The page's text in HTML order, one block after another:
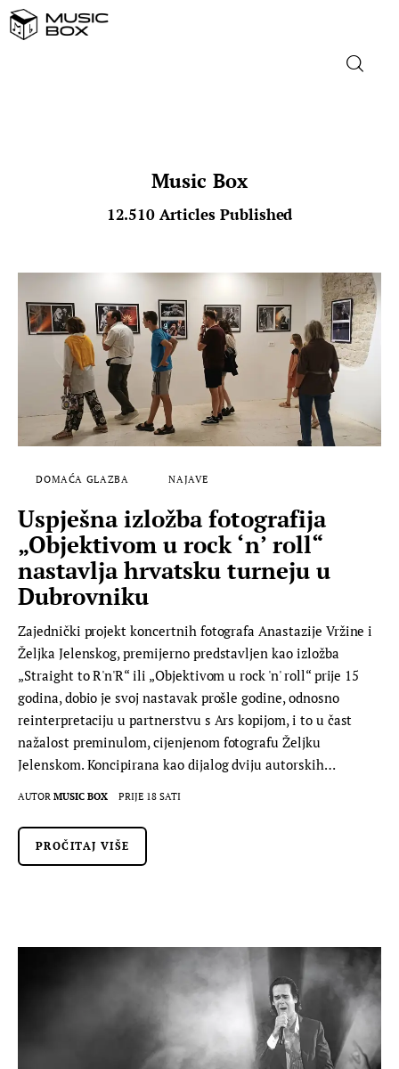
DOMAĆA GLAZBA
STRANA GLAZBA
MUSIC BOX
Music Box
12.510 Articles Published
DOMAĆA GLAZBA NAJAVE
Uspješna izložba fotografija
„Objektivom u rock ‘n’ roll“
nastavlja hrvatsku turneju u
Dubrovniku
Zajednički projekt koncertnih fotografa Anastazije Vržine i
Željka Jelenskog, premijerno predstavljen kao izložba
„Straight to R'n'R“ ili „Objektivom u rock 'n' roll“ prije 15
godina, dobio je svoj nastavak prošle godine, odnosno
reinterpretaciju u partnerstvu s Ars kopijom, i to u čast
nažalost preminulom, cijenjenom fotografu Željku
Jelenskom. Koncipirana kao dijalog dviju autorskih…
AUTOR MUSIC BOX PRIJE 18 SATI
PROČITAJ VIŠE